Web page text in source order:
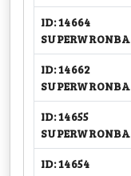
ID: 14664
SUPERWRONBA
ID: 14662
SUPERWRONBA
ID: 14655
SUPERWRONBA
ID: 14654